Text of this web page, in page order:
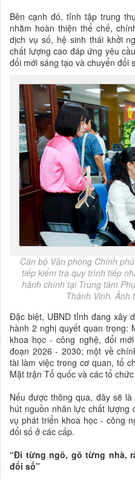
Bên cạnh đó, tỉnh tập trung
nhằm hoàn thiện thể chế,
dịch vụ số, hệ sinh thái khởi
chất lượng cao đáp ứng yêu
đổi mới sáng tạo và chuyển đổi
Cán bộ Văn phòng Chính
tiếp kiểm tra quy trình tiếp
hành chính tại Trung tâm
Thành Vinh. Ảnh
Đặc biệt, UBND tỉnh đang xây
hành 2 nghị quyết quan trọng:
khoa học - công nghệ, đổi
đoạn 2026 - 2030; một về
tài làm việc trong cơ quan, tổ
Mặt trận Tổ quốc và các tổ
Nếu được thông qua, đây sẽ
hút nguồn nhân lực chất lượng
vụ phát triển khoa học - công
đổi số ở các cấp.
“Đi từng ngõ, gõ từng nhà,
đổi số”